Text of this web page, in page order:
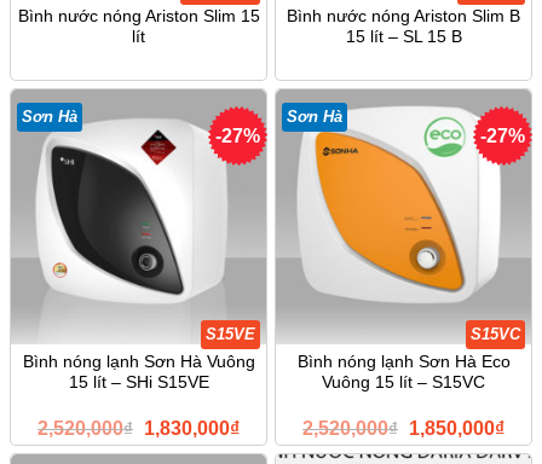
Bình nước nóng Ariston Slim 15
lít
Bình nước nóng Ariston Slim B
15 lít – SL 15 B
-27%
Sơn Hà
S15VE
Bình nóng lạnh Sơn Hà Vuông
15 lít – SHi S15VE
2,520,000₫ Giá
gốc
1,830,000₫Giá
hiện
-27%
Sơn Hà
S15VC
Bình nóng lạnh Sơn Hà Eco
Vuông 15 lít – S15VC
2,520,000₫ Giá
gốc
1,850,000₫Giá
hiện